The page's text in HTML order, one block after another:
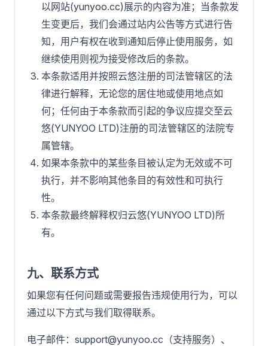
以网站(yunyoo.cc)展示的内容为准；当条款发
生变更后，我们会通过站内公告等方式进行告
知，用户有权在收到通知后停止使用服务，如
继续使用则视为接受修改后的条款。
本条款适用并按照云悠注册的司法管辖区的法
律进行解释，无论您的居住地或使用地点如
何；任何由于本条款而引起的争议应提交至云
悠(YUNYOO LTD)注册的司法管辖区的法院专
属管辖。
如果本条款中的某些条目被认定为无效或不可
执行，并不影响其他条目的有效性和可执行
性。
本条款最终解释权归云悠(YUNYOO LTD)所
有。
九、联系方式
如果您有任何问题或需要报告违规使用行为，可以
通过以下方式与我们取得联系。
电子邮件： support@yunyoo.cc （支持服务）、